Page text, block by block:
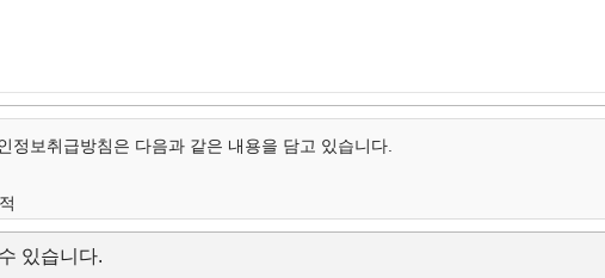
정보취급방침은 다음과 같은 내용을 담고 있습니다.
목
기간
있습니다.